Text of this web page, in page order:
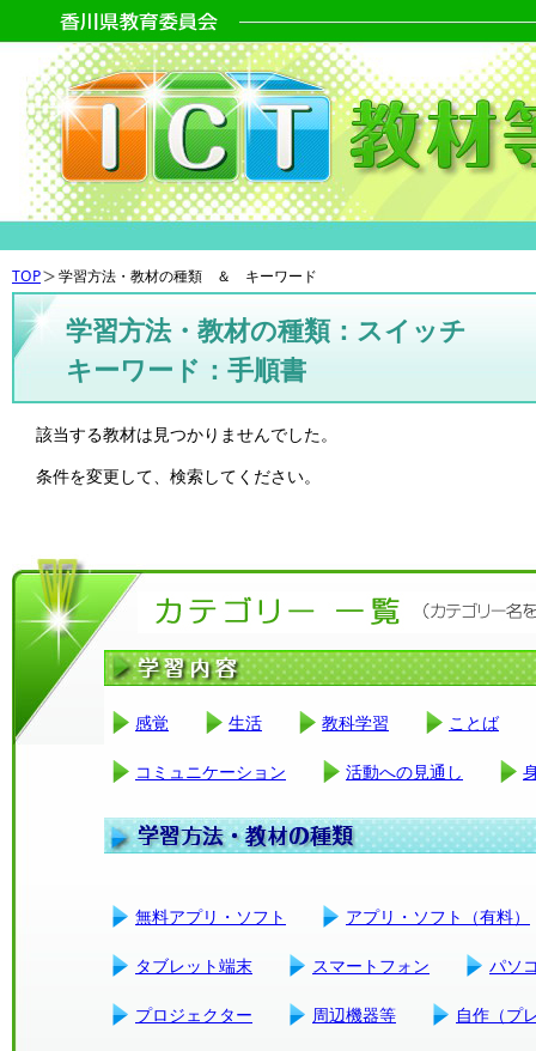
TOP 学習方法・教材の種類 ＆ キーワード
学習方法・教材の種類：スイッチ
キーワード：手順書
該当する教材は見つかりませんでした。
条件を変更して、検索してください。
感覚 生活 教科学習 ことば
コミュニケーション 活動への見通し
無料アプリ・ソフト アプリ・ソフト（有料）
タブレット端末 スマートフォン パソ
プロジェクター 周辺機器等 自作（プ